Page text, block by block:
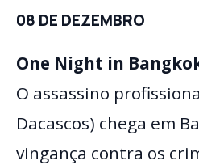
08 DE DEZEMBRO
One Night in
O assassino
Dacascos) chega em
vingança contra os